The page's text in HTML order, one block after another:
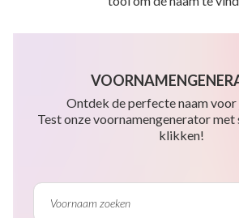
Ontdek de perfecte naam
Test onze voornamengenerator met
klikken!